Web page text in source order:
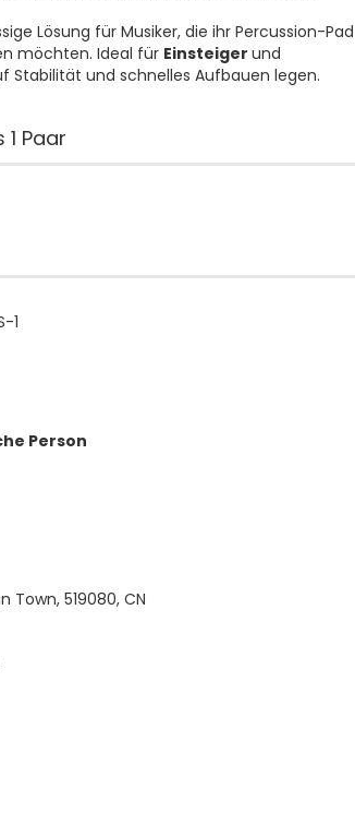
Lösung für Musiker, die ihr Percussion-Pad
möchten. Ideal für Einsteiger und
Stabilität und schnelles Aufbauen legen.
Paar
1
Person
Town, 519080, CN